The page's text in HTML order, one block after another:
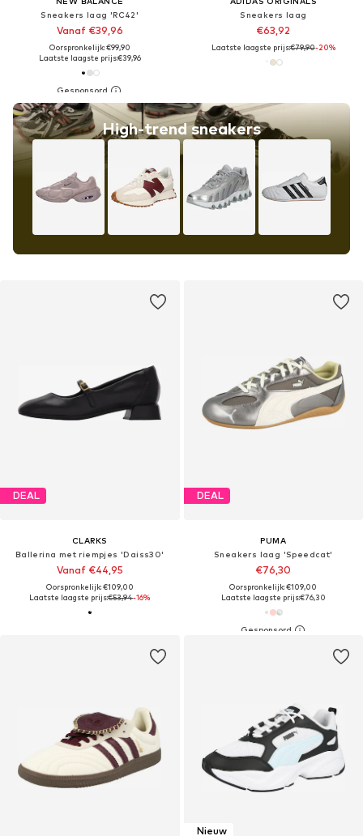
Sneakers laag 'RC42'
Vanaf €39,96
Oorspronkelijk: €99,90
Laatste laagste prijs:€39,96
High-trend sneakers
Sneakers laag
€63,92
Laatste laagste prijs:€79,90-20%
DEAL
CLARKS
Ballerina met riempjes 'Daiss30'
Vanaf €44,95
Oorspronkelijk: €109,00
Laatste laagste prijs:€53,94-16%
DEAL
PUMA
Sneakers laag 'Speedcat'
€76,30
Oorspronkelijk: €109,00
Laatste laagste prijs:€76,30
Nieuw